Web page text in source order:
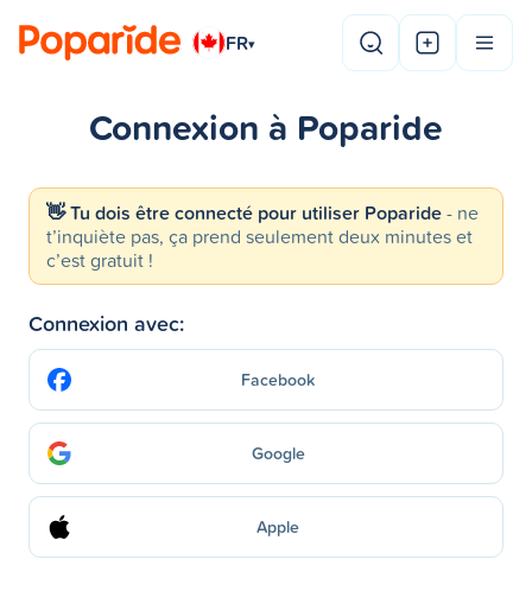
FR▾
Connexion à Poparide
👋 Tu dois être connecté pour utiliser Poparide- ne
t’inquiète pas, ça prend seulement deux minutes et
c’est gratuit !
Connexion avec:
Facebook
Google
Apple